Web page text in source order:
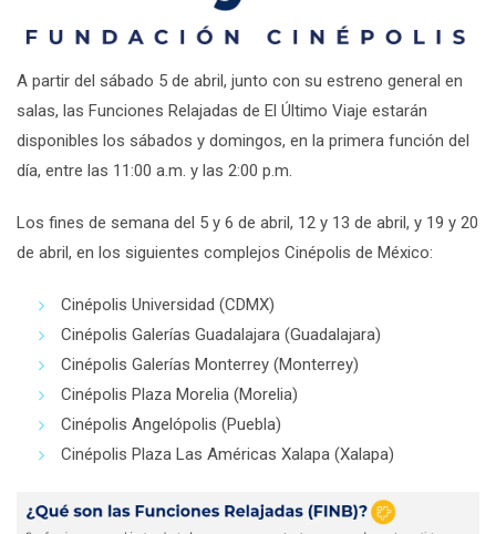
A partir del sábado 5 de abril, junto con su estreno general en
salas, las Funciones Relajadas de El Último Viaje estarán
disponibles los sábados y domingos, en la primera función del
día, entre las 11:00 a.m. y las 2:00 p.m.
Los fines de semana del 5 y 6 de abril, 12 y 13 de abril, y 19 y 20
de abril, en los siguientes complejos Cinépolis de México:
Cinépolis Universidad (CDMX)
Cinépolis Galerías Guadalajara (Guadalajara)
Cinépolis Galerías Monterrey (Monterrey)
Cinépolis Plaza Morelia (Morelia)
Cinépolis Angelópolis (Puebla)
Cinépolis Plaza Las Américas Xalapa (Xalapa)